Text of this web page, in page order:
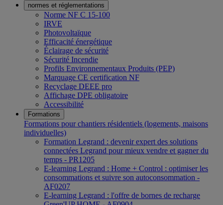
normes et réglementations
Norme NF C 15-100
IRVE
Photovoltaïque
Efficacité énergétique
Éclairage de sécurité
Sécurité Incendie
Profils Environnementaux Produits (PEP)
Marquage CE certification NF
Recyclage DEEE pro
Affichage DPE obligatoire
Accessibilité
Formations
Formations pour chantiers résidentiels (logements, maisons
individuelles)
Formation Legrand : devenir expert des solutions
connectées Legrand pour mieux vendre et gagner du
temps - PR1205
E-learning Legrand : Home + Control : optimiser les
consommations et suivre son autoconsommation -
AF0207
E-learning Legrand : l'offre de bornes de recharge